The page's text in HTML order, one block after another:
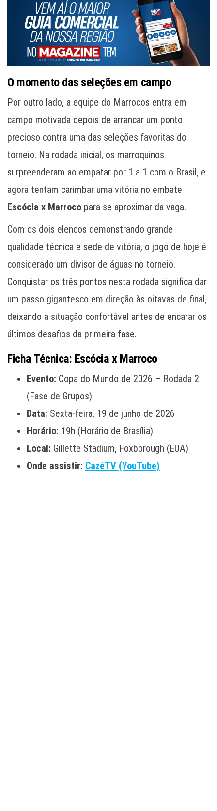
O momento das seleções em campo
Por outro lado, a equipe do Marrocos entra em
campo motivada depois de arrancar um ponto
precioso contra uma das seleções favoritas do
torneio. Na rodada inicial, os marroquinos
surpreenderam ao empatar por 1 a 1 com o Brasil, e
agora tentam carimbar uma vitória no embate
Escócia x Marroco para se aproximar da vaga.
Com os dois elencos demonstrando grande
qualidade técnica e sede de vitória, o jogo de hoje é
considerado um divisor de águas no torneio.
Conquistar os três pontos nesta rodada significa dar
um passo gigantesco em direção às oitavas de final,
deixando a situação confortável antes de encarar os
últimos desafios da primeira fase.
Ficha Técnica: Escócia x Marroco
Evento: Copa do Mundo de 2026 – Rodada 2
(Fase de Grupos)
Data: Sexta-feira, 19 de junho de 2026
Horário: 19h (Horário de Brasília)
Local: Gillette Stadium, Foxborough (EUA)
Onde assistir: CazéTV (YouTube)